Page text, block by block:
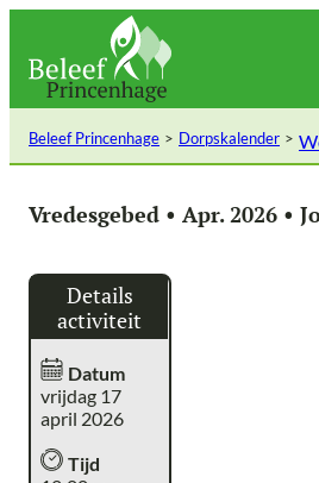
inhoud
Beleef Princenhage Dorpskalender
Vredesgebed • Apr. 2026 •
Details
activiteit
Datum
vrijdag 17
april 2026
Tijd